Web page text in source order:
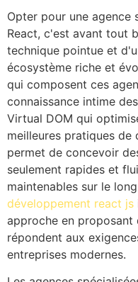
Opter pour une agence
React, c'est avant tout
technique pointue et
écosystème riche et
qui composent ces
connaissance intime
Virtual DOM qui
meilleures pratiques
permet de concevoir
seulement rapides et
maintenables sur le
développement react js
approche en proposant
répondent aux
entreprises modernes.